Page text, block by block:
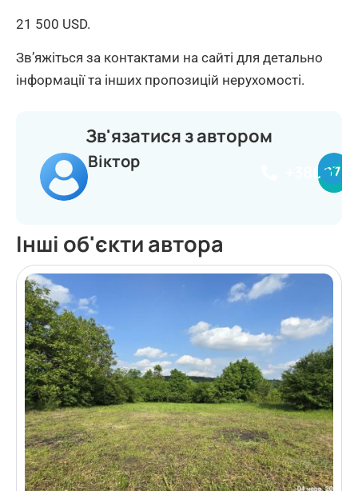
21 500 USD.
Зв’яжіться за контактами на сайті для детально
інформації та інших пропозицій нерухомості.
Зв'язатися з автором
Віктор
Інші об'єкти автора